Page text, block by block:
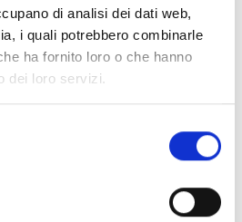
di analisi dei dati web,
i quali potrebbero combinarle
ha fornito loro o che hanno
dei loro servizi.
/ promozioni
della manifestazione o